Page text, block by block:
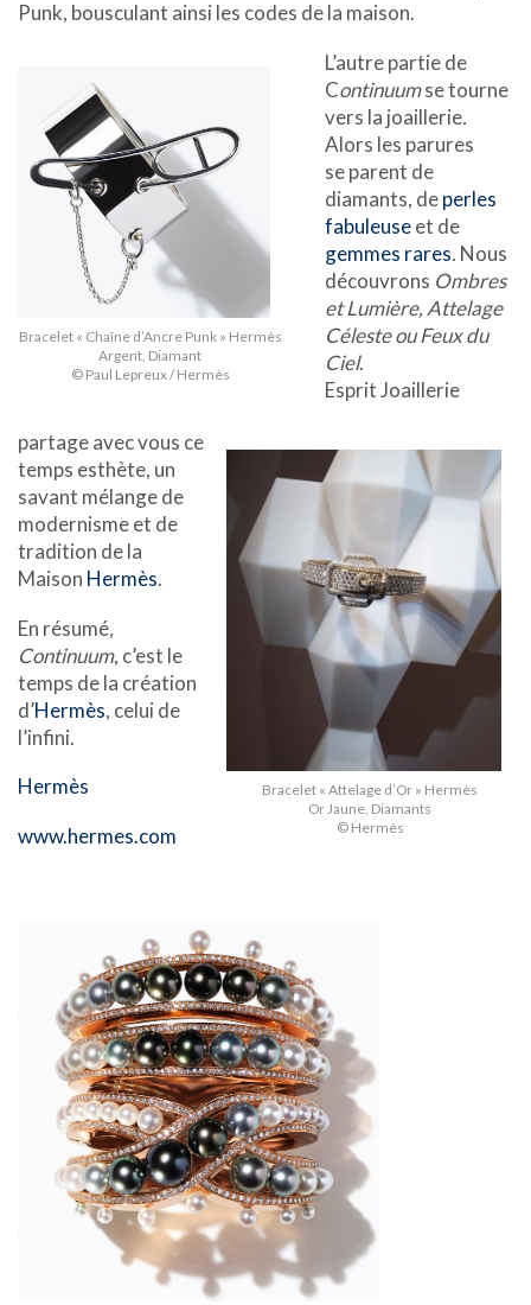
Punk, bousculant ainsi les codes de la maison.
Bracelet « Chaîne d’Ancre Punk » Hermès
Argent, Diamant
© Paul Lepreux / Hermès
Bracelet « Attelage d’Or » Hermès
Or Jaune, Diamants
© Hermès
L’autre partie de
Continuumse tourne
vers la joaillerie.
Alors les parures
se parent de
diamants, deperles
fabuleuseet de
gemmes rares. Nous
découvrons Ombres
et Lumière, Attelage
Céleste ou Feux du
Ciel.
Esprit Joaillerie
partage avec vous ce
temps esthète, un
savant mélange de
modernisme et de
tradition de la
Maison Hermès.
En résumé,
Continuum, c’est le
temps de la création
d’Hermès, celui de
l’infini.
Hermès
www.hermes.com